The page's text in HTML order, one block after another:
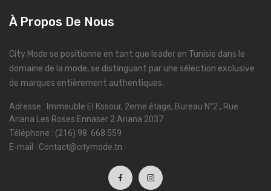
À Propos De Nous
City Mode se positionne en tant que leader en Tunisie dans le
domaine de la mode, se distinguant par une sélection exclusive
de marques entièrement authentiques.
Adresse : Immeuble El Kssour, 2eme étage, Bureau N°2 , Rue
Ariana Les Roses Ennaser 2 Ariana 2037
Téléphone : (216) 98 668 559
E-mail : Contact@citymode.tn